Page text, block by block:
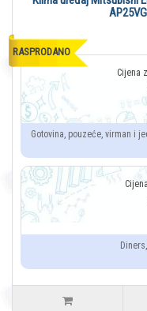
RASPRODANO
Gotovina, pouzeće, virman i